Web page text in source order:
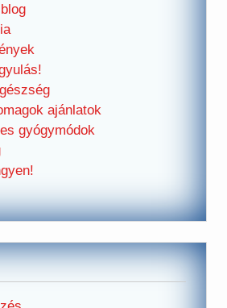
ajánlatok
gyógymódok